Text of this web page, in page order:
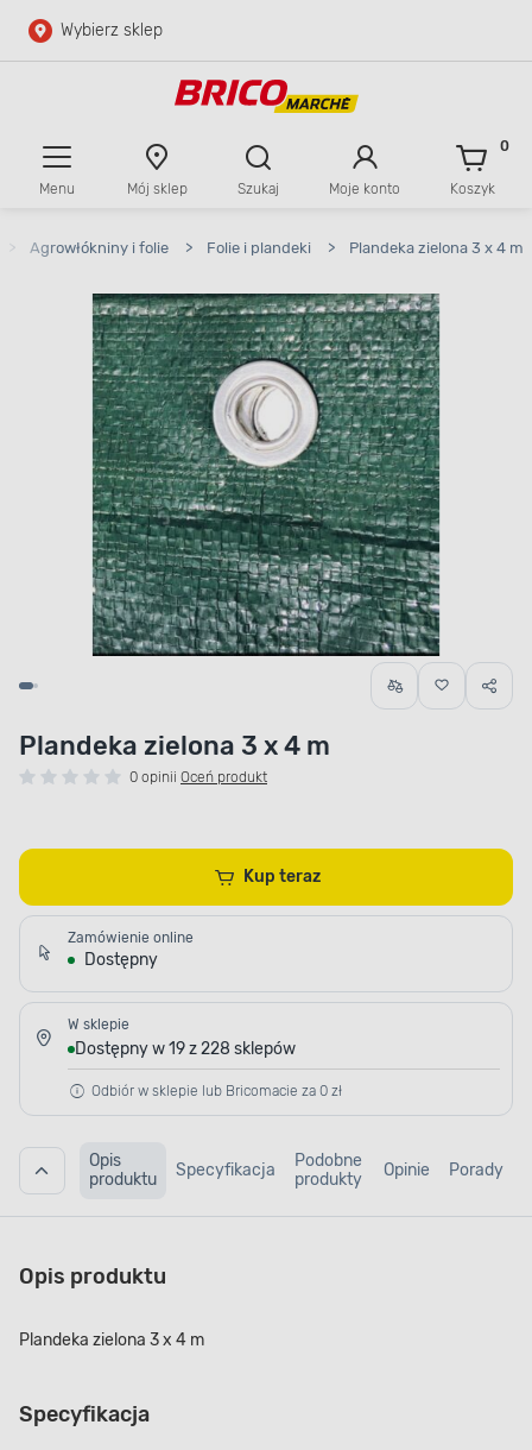
Przejdź do głównej zawartości
Wybierz sklep
Menu Mój sklep Szukaj Moje konto Koszyk
0
> Agrowłókniny i folie > Folie i plandeki > Plandeka zielona 3 x 4 m
Plandeka zielona 3 x 4 m
0 opinii Oceń produkt
Kup teraz
Zamówienie online
Dostępny
W sklepie
Dostępny w 19 z 228 sklepów
Odbiór w sklepie lub Bricomacie za 0 zł
Opis
produktu
Specyfikacja
Podobne
produkty
Opinie Porady
Opis produktu
Plandeka zielona 3 x 4 m
Specyfikacja